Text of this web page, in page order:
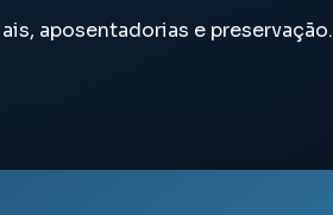
aposentadorias e preservação.